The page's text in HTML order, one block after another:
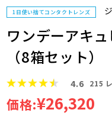
1日使い捨てコンタクトレンズ
ワンデーアキ
（8箱セット）
4.6 215
価格:¥26,320